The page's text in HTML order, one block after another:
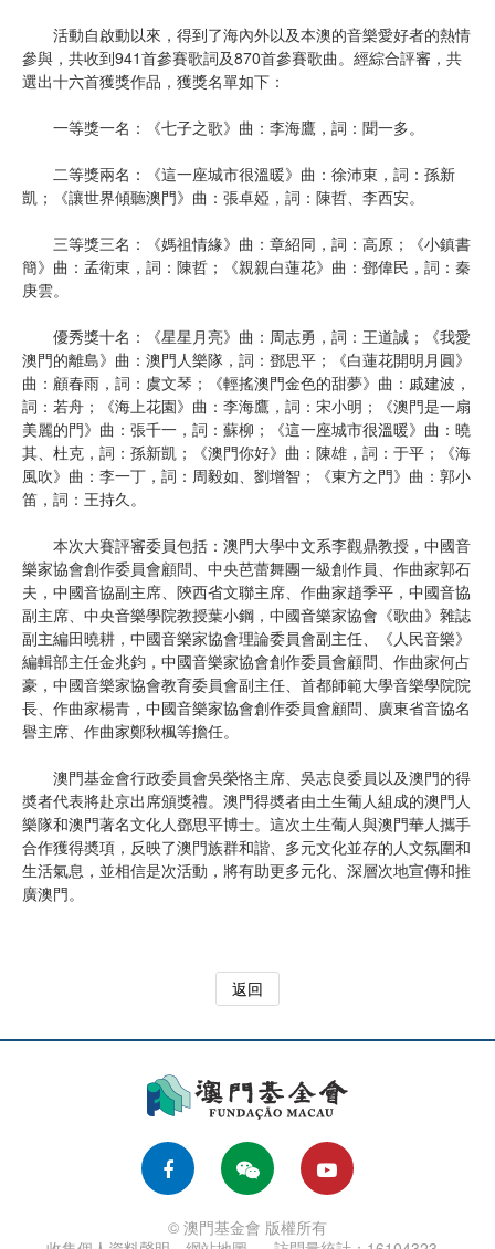
活動自啟動以來，得到了海內外以及本澳的音樂愛好者的熱情
參與，共收到941首參賽歌詞及870首參賽歌曲。經綜合評審，共
選出十六首獲獎作品，獲獎名單如下：
一等獎一名：《七子之歌》曲：李海鷹，詞：聞一多。
二等獎兩名：《這一座城市很溫暖》曲：徐沛東，詞：孫新
凱；《讓世界傾聽澳門》曲：張卓婭，詞：陳哲、李西安。
三等獎三名：《媽祖情緣》曲：章紹同，詞：高原；《小鎮書
簡》曲：孟衛東，詞：陳哲；《親親白蓮花》曲：鄧偉民，詞：秦
庚雲。
優秀獎十名：《星星月亮》曲：周志勇，詞：王道誠；《我愛
澳門的離島》曲：澳門人樂隊，詞：鄧思平；《白蓮花開明月圓》
曲：顧春雨，詞：虞文琴；《輕搖澳門金色的甜夢》曲：戚建波，
詞：若舟；《海上花園》曲：李海鷹，詞：宋小明；《澳門是一扇
美麗的門》曲：張千一，詞：蘇柳；《這一座城市很溫暖》曲：曉
其、杜克，詞：孫新凱；《澳門你好》曲：陳雄，詞：于平；《海
風吹》曲：李一丁，詞：周毅如、劉增智；《東方之門》曲：郭小
笛，詞：王持久。
本次大賽評審委員包括：澳門大學中文系李觀鼎教授，中國音
樂家協會創作委員會顧問、中央芭蕾舞團一級創作員、作曲家郭石
夫，中國音協副主席、陝西省文聯主席、作曲家趙季平，中國音協
副主席、中央音樂學院教授葉小鋼，中國音樂家協會《歌曲》雜誌
副主編田曉耕，中國音樂家協會理論委員會副主任、《人民音樂》
編輯部主任金兆鈞，中國音樂家協會創作委員會顧問、作曲家何占
豪，中國音樂家協會教育委員會副主任、首都師範大學音樂學院院
長、作曲家楊青，中國音樂家協會創作委員會顧問、廣東省音協名
譽主席、作曲家鄭秋楓等擔任。
澳門基金會行政委員會吳榮恪主席、吳志良委員以及澳門的得
奬者代表將赴京出席頒獎禮。澳門得奬者由土生葡人組成的澳門人
樂隊和澳門著名文化人鄧思平博士。這次土生葡人與澳門華人攜手
合作獲得奬項，反映了澳門族群和諧、多元文化並存的人文氛圍和
生活氣息，並相信是次活動，將有助更多元化、深層次地宣傳和推
廣澳門。
返回
© 澳門基金會 版權所有